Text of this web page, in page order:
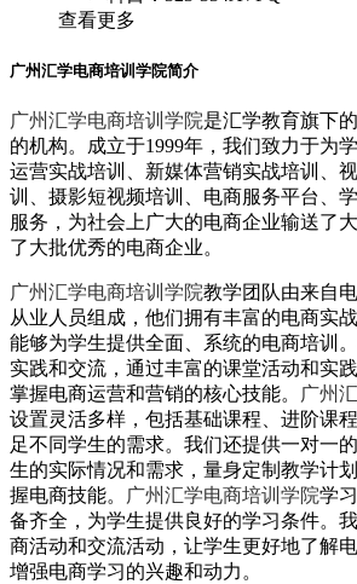
查看更多
广州汇学电商培训学院简介
广州汇学电商培训学院是汇学教育旗下
的机构。成立于1999年，我们致力于为
运营实战培训、新媒体营销实战培训、
训、摄影短视频培训、电商服务平台、
服务，为社会上广大的电商企业输送了
了大批优秀的电商企业。
广州汇学电商培训学院教学团队由来自
从业人员组成，他们拥有丰富的电商实
能够为学生提供全面、系统的电商培训
实践和交流，通过丰富的课堂活动和实
掌握电商运营和营销的核心技能。
广州
设置灵活多样，包括基础课程、进阶课
足不同学生的需求。我们还提供一对一
生的实际情况和需求，量身定制教学计
握电商技能。
广州汇学电商培训学院学
备齐全，为学生提供良好的学习条件。
商活动和交流活动，让学生更好地了解
增强电商学习的兴趣和动力。